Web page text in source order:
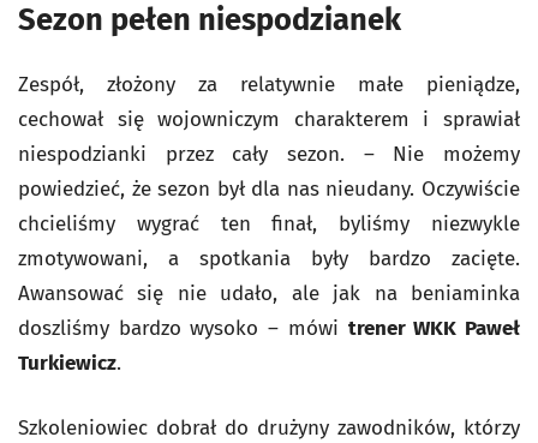
Sezon pełen niespodzianek
Zespół, złożony za relatywnie małe pieniądze,
cechował się wojowniczym charakterem i sprawiał
niespodzianki przez cały sezon. – Nie możemy
powiedzieć, że sezon był dla nas nieudany. Oczywiście
chcieliśmy wygrać ten finał, byliśmy niezwykle
zmotywowani, a spotkania były bardzo zacięte.
Awansować się nie udało, ale jak na beniaminka
doszliśmy bardzo wysoko – mówi trener WKK Paweł
Turkiewicz.
Szkoleniowiec dobrał do drużyny zawodników, którzy